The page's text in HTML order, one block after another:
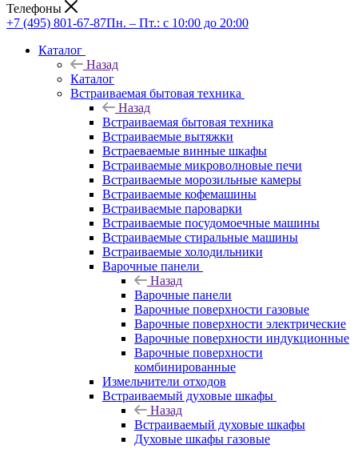
Телефоны
+7 (495) 801-67-87Пн. – Пт.: с 10:00 до 20:00
Каталог
Назад
Каталог
Встраиваемая бытовая техника
Назад
Встраиваемая бытовая техника
Встраиваемые вытяжки
Встраеваемые винные шкафы
Встраиваемые микроволновые печи
Встраиваемые морозильные камеры
Встраиваемые кофемашины
Встраиваемые пароварки
Встраиваемые посудомоечные машины
Встраиваемые стиральные машины
Встраиваемые холодильники
Варочные панели
Назад
Варочные панели
Варочные поверхности газовые
Варочные поверхности электрические
Варочные поверхности индукционные
Варочные поверхности
комбинированные
Измельчители отходов
Встраиваемый духовые шкафы
Назад
Встраиваемый духовые шкафы
Духовые шкафы газовые